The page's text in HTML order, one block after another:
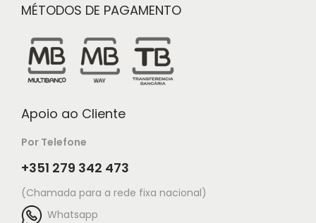
MÉTODOS DE PAGAMENTO
Apoio ao Cliente
Por Telefone
+351 279 342 473
(Chamada para a rede fixa nacional)
Whatsapp